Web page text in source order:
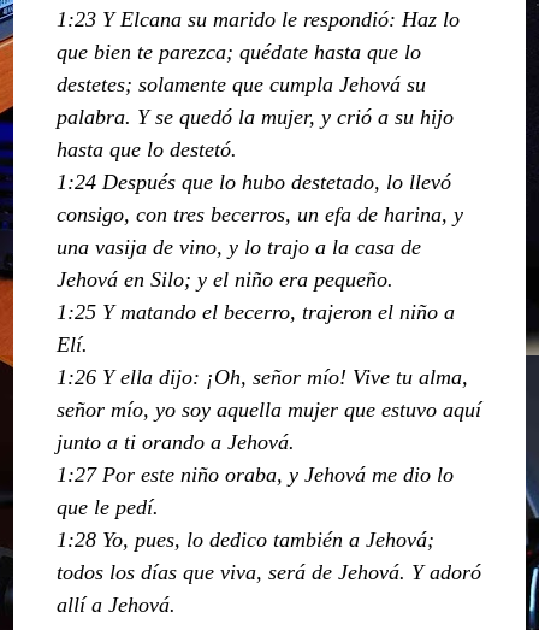
1:23 Y Elcana su marido le respondió: Haz lo
que bien te parezca; quédate hasta que lo
destetes; solamente que cumpla Jehová su
palabra. Y se quedó la mujer, y crió a su hijo
hasta que lo destetó.
1:24 Después que lo hubo destetado, lo llevó
consigo, con tres becerros, un efa de harina, y
una vasija de vino, y lo trajo a la casa de
Jehová en Silo; y el niño era pequeño.
1:25 Y matando el becerro, trajeron el niño a
Elí.
1:26 Y ella dijo: ¡Oh, señor mío! Vive tu alma,
señor mío, yo soy aquella mujer que estuvo aquí
junto a ti orando a Jehová.
1:27 Por este niño oraba, y Jehová me dio lo
que le pedí.
1:28 Yo, pues, lo dedico también a Jehová;
todos los días que viva, será de Jehová. Y adoró
allí a Jehová.